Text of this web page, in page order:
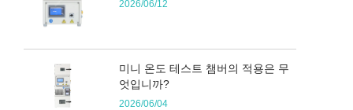
2026/06/12
미니 온도 테스트 챔버의 적용은 무
엇입니까?
2026/06/04